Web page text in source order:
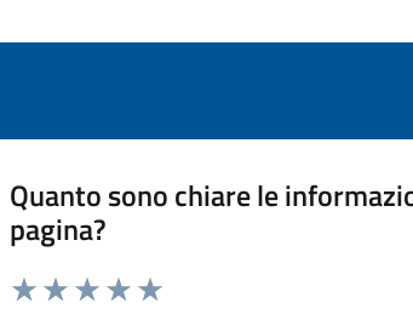
Quanto sono chiare le
pagina?
Valuta da 1 a 5 stelle la pagina